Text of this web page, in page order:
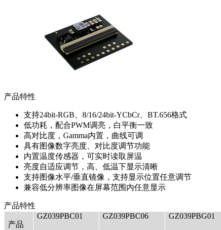
产品特性
支持24bit-RGB、8/16/24bit-YCbCr、BT.656格式
低功耗，配合PWM调亮，白平衡一致
高对比度，Gamma内置，曲线可调
具有图像数字亮度、对比度调节功能
内置温度传感器，可实时读取屏温
亮度自适应调节，高、低温下显示清晰
支持图像水平/垂直镜像，支持显示位置任意调节
兼容低分辨率图像在屏幕范围内任意显示
产品特性
产品
GZ039PBC01 GZ039PBC06 GZ039PBG01